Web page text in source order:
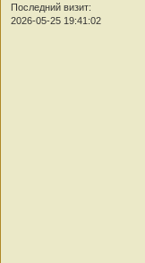
Последний визит:
2026-05-25 19:41:02